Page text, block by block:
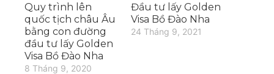
Quy trình lên
quốc tịch châu Âu
bằng con đường
đầu tư lấy Golden
Visa Bồ Đào Nha
8 Tháng 9, 2020
Đầu tư lấy Golden
Visa Bồ Đào Nha
24 Tháng 9, 2021